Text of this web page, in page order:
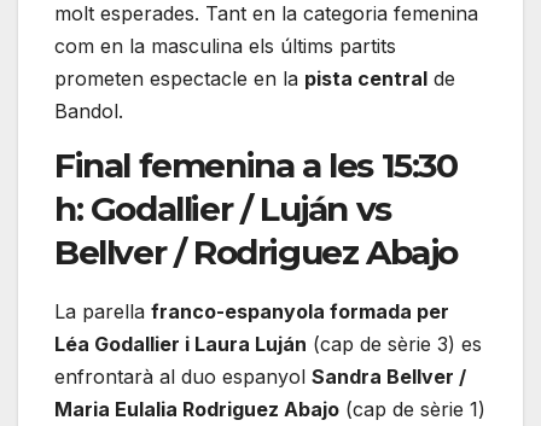
molt esperades. Tant en la categoria femenina
com en la masculina els últims partits
prometen espectacle en la pista central de
Bandol.
Final femenina a les 15:30
h: Godallier / Luján vs
Bellver / Rodriguez Abajo
La parella franco-espanyola formada per
Léa Godallier i Laura Luján (cap de sèrie 3) es
enfrontarà al duo espanyol Sandra Bellver /
Maria Eulalia Rodriguez Abajo (cap de sèrie 1)